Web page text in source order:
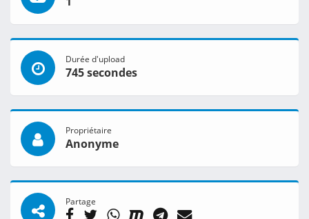
Durée d'upload
745 secondes
Propriétaire
Anonyme
Partage